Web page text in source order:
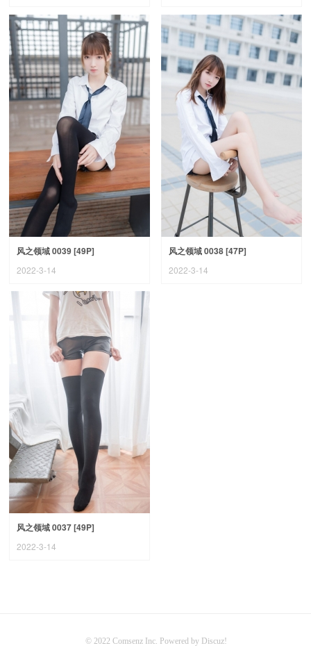
风之领域 0039 [49P]
2022-3-14
风之领域 0038 [47P]
2022-3-14
风之领域 0037 [49P]
2022-3-14
© 2022Comsenz Inc. Powered by Discuz!